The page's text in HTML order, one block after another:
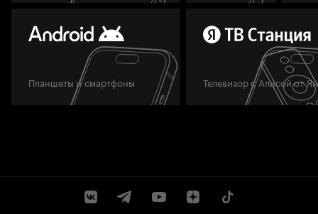
Планшеты и смартфоны Телевизор с Алисой от